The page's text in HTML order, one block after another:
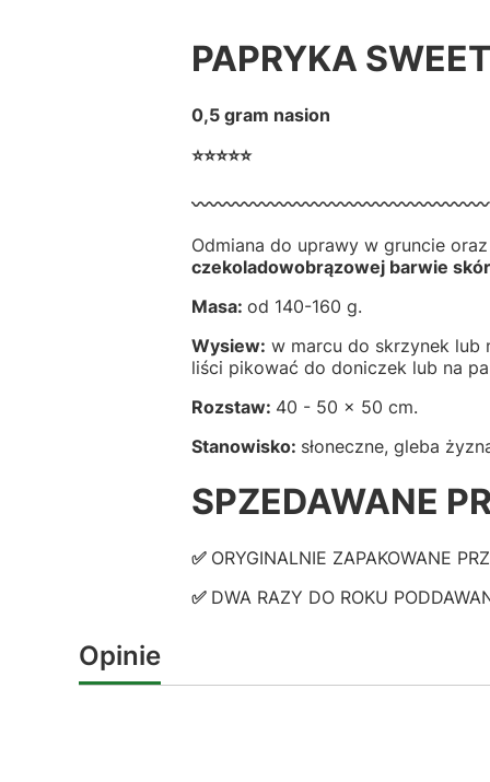
PAPRYKA
0,5 gram nasion
⭐⭐⭐⭐⭐
〰️〰️〰️〰️〰️〰️〰️〰️〰️〰️〰️〰️〰️〰️〰️〰️〰️
Odmiana do uprawy w gruncie
czekoladowobrązowej barwie
Masa: od 140-160 g.
Wysiew: w marcu do skrzynek lub
liści pikować do doniczek lub na
Rozstaw: 40 - 50 x 50 cm.
Stanowisko: słoneczne, gleba
SPZEDAWANE
✅ ORYGINALNIE ZAPAKOWANE
✅ DWA RAZY DO ROKU
Opinie